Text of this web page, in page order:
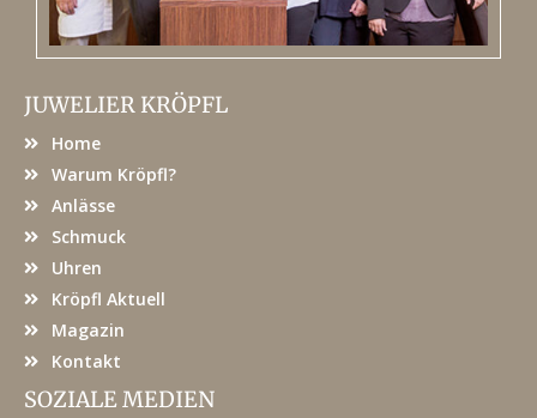
JUWELIER KRÖPFL
Home
Warum Kröpfl?
Anlässe
Schmuck
Uhren
Kröpfl Aktuell
Magazin
Kontakt
SOZIALE MEDIEN